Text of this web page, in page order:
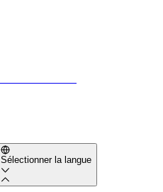
Sélectionner la langue